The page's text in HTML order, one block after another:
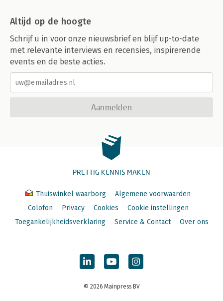
Altijd op de hoogte
Schrijf u in voor onze nieuwsbrief en blijf up-to-date
met relevante interviews en recensies, inspirerende
events en de beste acties.
Aanmelden
PRETTIG KENNIS MAKEN
Thuiswinkel waarborg
Algemene voorwaarden
Colofon
Privacy Cookies
Cookie instellingen
Toegankelijkheidsverklaring
Service & Contact Over ons
© 2026 Mainpress BV